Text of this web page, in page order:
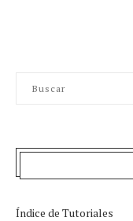
Índice de Tutoriales